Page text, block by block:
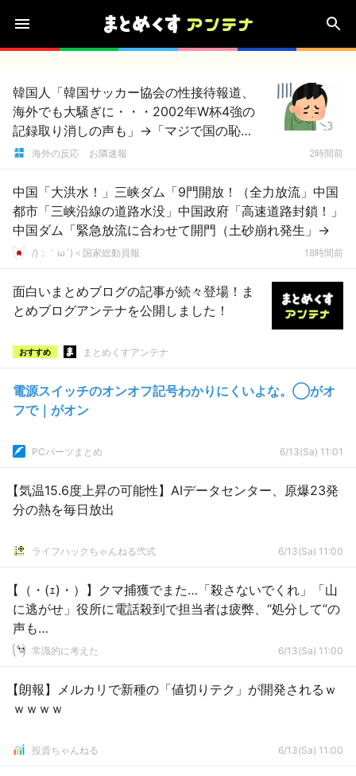
韓国人「韓国サッカー協会の性接待報道、
海外でも大騒ぎに・・・2002年W杯4強の
記録取り消しの声も」→「マジで国の恥
だ」「2002年まで疑う価値がある」「国民
り飛ばすね」
海外の反応 お隣速報 2時間前
中国「大洪水！」三峡ダム「9門開放！（全力放流」中国
都市「三峡沿線の道路水没」中国政府「高速道路封鎖！」
中国ダム「緊急放流に合わせて開門（土砂崩れ発生」→
/)；｀ω´)＜国家総動員報 18時間前
面白いまとめブログの記事が続々登場！ま
とめブログアンテナを公開しました！
おすすめ まとめくすアンテナ
電源スイッチのオンオフ記号わかりにくいよな。◯がオ
フで｜がオン
PCパーツまとめ 6/13(Sa) 11:01
【気温15.6度上昇の可能性】AIデータセンター、原爆23発
分の熱を毎日放出
ライフハックちゃんねる弐式 6/13(Sa) 11:00
【（・(ｪ)・）】クマ捕獲でまた…「殺さないでくれ」「山
に逃がせ」役所に電話殺到で担当者は疲弊、“処分して”の
声も…
常識的に考えた 6/13(Sa) 11:00
【朗報】メルカリで新種の「値切りテク」が開発されるｗ
ｗｗｗｗ
投資ちゃんねる 6/13(Sa) 11:00